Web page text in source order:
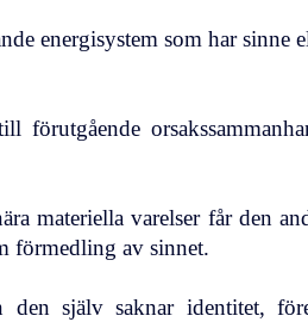
energisystem som har sinne
materiella varelser får den
förmedling av sinnet.
den själv saknar identitet,